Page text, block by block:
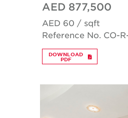
AED 877,500
AED 60 / sqft
Reference No. CO-
DOWNLOAD
PDF